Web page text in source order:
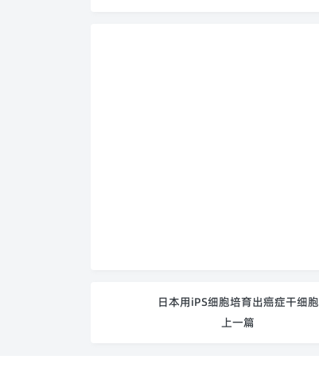
日本用iPS细胞培育出癌症干细胞
上一篇